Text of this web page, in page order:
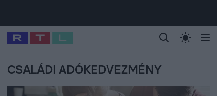
Legfrissebb RTL Híradó Randi Celeb vagyok,
Babits Marcella Most Wanted Gallusz
CSALÁDI ADÓKEDVEZMÉNY